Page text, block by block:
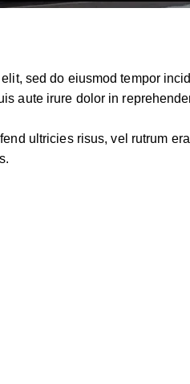
sed do eiusmod tempor
aute irure dolor in
ultricies risus, vel rutrum